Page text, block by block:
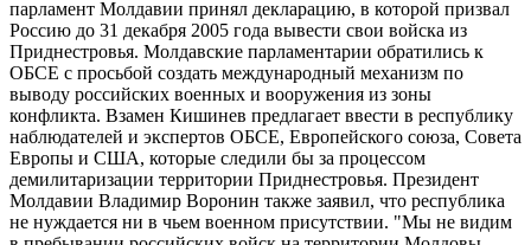
парламент Молдавии принял декларацию, в которой призвал
Россию до 31 декабря 2005 года вывести свои войска из
Приднестровья. Молдавские парламентарии обратились к
ОБСЕ с просьбой создать международный механизм по
выводу российских военных и вооружения из зоны
конфликта. Взамен Кишинев предлагает ввести в республику
наблюдателей и экспертов ОБСЕ, Европейского союза, Совета
Европы и США, которые следили бы за процессом
демилитаризации территории Приднестровья. Президент
Молдавии Владимир Воронин также заявил, что республика
не нуждается ни в чьем военном присутствии. "Мы не видим